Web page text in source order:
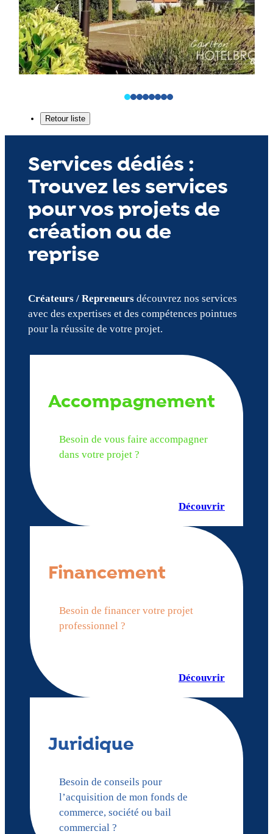
Services dédiés :
Trouvez les services
pour vos projets de
création ou de
reprise
Créateurs / Repreneursdécouvrez nos services
avec des expertises et des compétences pointues
pour la réussite de votre projet.
Accompagnement
Besoin de vous faire accompagner
dans votre projet ?
Découvrir
Financement
Besoin de financer votre projet
professionnel ?
Découvrir
Juridique
Besoin de conseils pour
l’acquisition de mon fonds de
commerce, société ou bail
commercial ?